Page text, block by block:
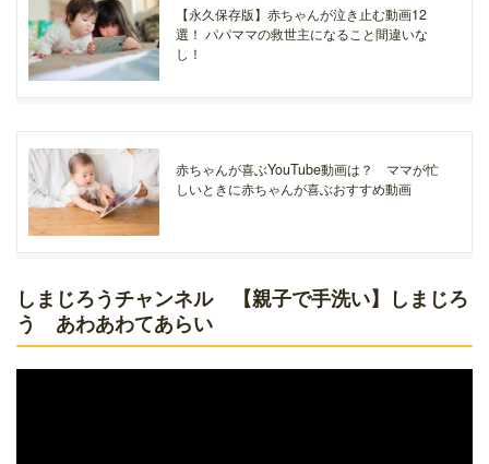
【永久保存版】赤ちゃんが泣き止む動画12
選！ パパママの救世主になること間違いな
し！
赤ちゃんが喜ぶYouTube動画は？ ママが忙
しいときに赤ちゃんが喜ぶおすすめ動画
しまじろうチャンネル 【親子で手洗い】しまじろ
う あわあわてあらい